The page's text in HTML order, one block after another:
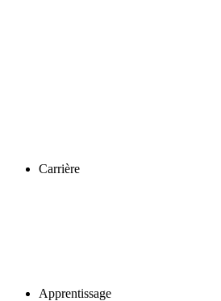
Carrière
Apprentissage